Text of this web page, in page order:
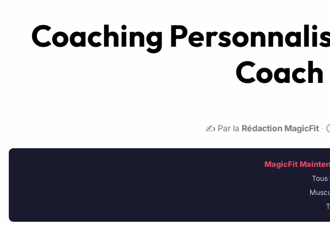
Coaching
✍️ Par la Rédaction MagicFit ·
MagicFit
Tous